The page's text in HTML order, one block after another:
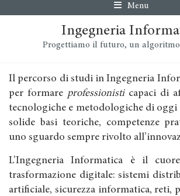
Menu
Ingegneria
Progettiamo il futuro, un
Il percorso di studi in Ingegneria
per formare professionisticapaci di
tecnologiche e metodologiche di oggi
solide basi teoriche, competenze
uno sguardo sempre rivolto
L’Ingegneria Informatica è il
trasformazione digitale: sistemi
artificiale, sicurezza informatica, reti,